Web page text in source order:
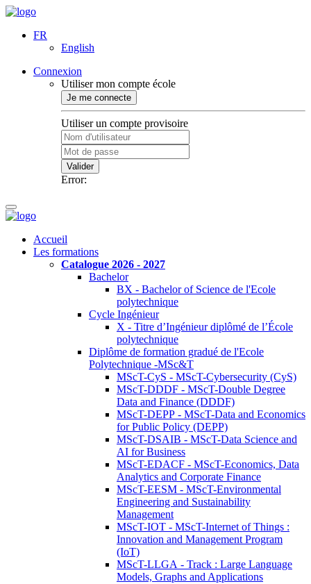
FR
English
Connexion
Utiliser mon compte école
Je me connecte
Utiliser un compte provisoire
Valider
Error:
Accueil
Les formations
Catalogue 2026 - 2027
Bachelor
BX - Bachelor of Science de l'Ecole
polytechnique
Cycle Ingénieur
X - Titre d’Ingénieur diplômé de l’École
polytechnique
Diplôme de formation gradué de l'Ecole
Polytechnique -MSc&T
MScT-CyS - MScT-Cybersecurity (CyS)
MScT-DDDF - MScT-Double Degree
Data and Finance (DDDF)
MScT-DEPP - MScT-Data and Economics
for Public Policy (DEPP)
MScT-DSAIB - MScT-Data Science and
AI for Business
MScT-EDACF - MScT-Economics, Data
Analytics and Corporate Finance
MScT-EESM - MScT-Environmental
Engineering and Sustainability
Management
MScT-IOT - MScT-Internet of Things :
Innovation and Management Program
(IoT)
MScT-LLGA - Track : Large Language
Models, Graphs and Applications